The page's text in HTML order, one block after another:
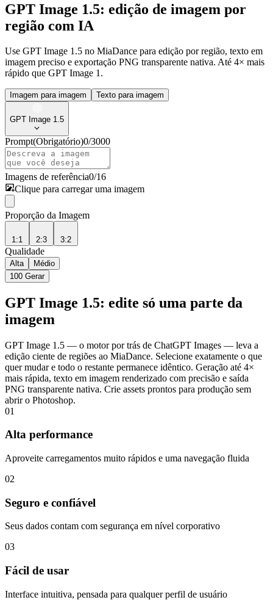
GPT Image 1.5: edição de imagem por
região com IA
Use GPT Image 1.5 no MiaDance para edição por região, texto em
imagem preciso e exportação PNG transparente nativa. Até 4× mais
rápido que GPT Image 1.
Imagem para imagem Texto para imagem
GPT Image 1.5
Prompt(Obrigatório)0/3000
Imagens de referência0/16
Clique para carregar uma imagem
Proporção da Imagem
1:1 2:3 3:2
Qualidade
Alta
Médio
100 Gerar
GPT Image 1.5: edite só uma parte da
imagem
GPT Image 1.5 — o motor por trás de ChatGPT Images — leva a
edição ciente de regiões ao MiaDance. Selecione exatamente o que
quer mudar e todo o restante permanece idêntico. Geração até 4×
mais rápida, texto em imagem renderizado com precisão e saída
PNG transparente nativa. Crie assets prontos para produção sem
abrir o Photoshop.
01
Alta performance
Aproveite carregamentos muito rápidos e uma navegação fluida
02
Seguro e confiável
Seus dados contam com segurança em nível corporativo
03
Fácil de usar
Interface intuitiva, pensada para qualquer perfil de usuário